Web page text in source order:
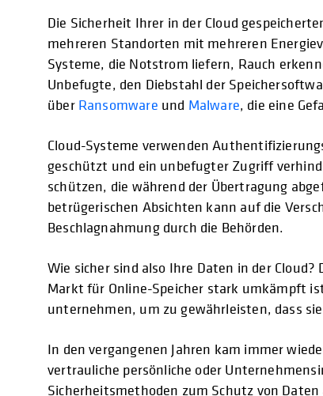
Die Sicherheit Ihrer in der Cloud
mehreren Standorten mit mehreren
Systeme, die Notstrom liefern, Rauch
Unbefugte, den Diebstahl der
über Ransomware und Malware, die eine
Cloud-Systeme verwenden
geschützt und ein unbefugter Zugriff
schützen, die während der Übertragung
betrügerischen Absichten kann auf die
Beschlagnahmung durch die Behörden.
Wie sicher sind also Ihre Daten in der
Markt für Online-Speicher stark umkämpft
unternehmen, um zu gewährleisten, dass
In den vergangenen Jahren kam immer
vertrauliche persönliche oder
Sicherheitsmethoden zum Schutz von